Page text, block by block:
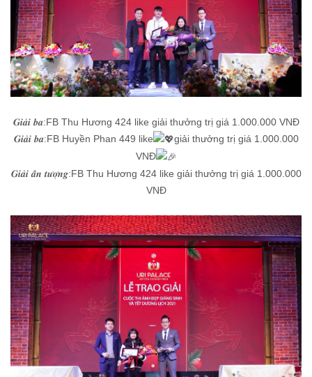
𝑮𝒊𝒂̉𝒊 𝒃𝒂:FB Thu Hương 424 like giải thưởng trị giá 1.000.000 VNĐ
𝑮𝒊𝒂̉𝒊 𝒃𝒂:FB Huyền Phan 449 like
giải thưởng trị giá 1.000.000
VNĐ
𝑮𝒊𝒂̉𝒊 𝒂̂́𝒏 𝒕𝒖̛𝒐̛̣𝒏𝒈:FB Thu Hương 424 like giải thưởng trị giá 1.000.000
VNĐ